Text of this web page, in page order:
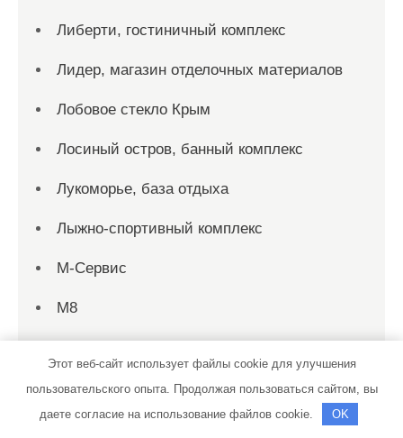
Либерти, гостиничный комплекс
Лидер, магазин отделочных материалов
Лобовое стекло Крым
Лосиный остров, банный комплекс
Лукоморье, база отдыха
Лыжно-спортивный комплекс
М-Сервис
М8
Магазин дверей и напольных покрытий
Мастерская
Этот веб-сайт использует файлы cookie для улучшения
пользовательского опыта. Продолжая пользоваться сайтом, вы
даете согласие на использование файлов cookie.
OK